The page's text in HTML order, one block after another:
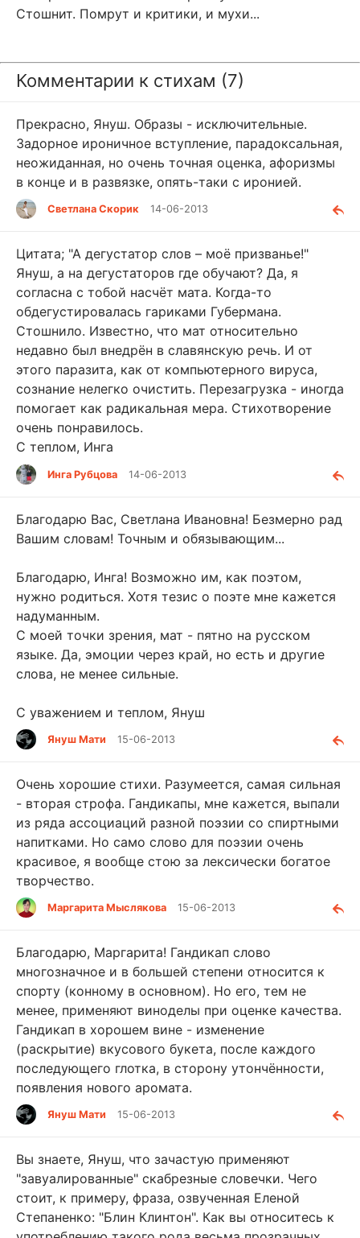
Стошнит. Помрут и критики, и мухи...
Комментарии к стихам (7)
Прекрасно, Януш. Образы - исключительные.
Задорное ироничное вступление, парадоксальная,
неожиданная, но очень точная оценка, афоризмы
в конце и в развязке, опять-таки с иронией.
Светлана Скорик 14-06-2013
Цитата; "А дегустатор слов – моё призванье!"
Януш, а на дегустаторов где обучают? Да, я
согласна с тобой насчёт мата. Когда-то
обдегустировалась гариками Губермана.
Стошнило. Известно, что мат относительно
недавно был внедрён в славянскую речь. И от
этого паразита, как от компьютерного вируса,
сознание нелегко очистить. Перезагрузка - иногда
помогает как радикальная мера. Стихотворение
очень понравилось.
С теплом, Инга
Инга Рубцова 14-06-2013
Благодарю Вас, Светлана Ивановна! Безмерно рад
Вашим словам! Точным и обязывающим...
Благодарю, Инга! Возможно им, как поэтом,
нужно родиться. Хотя тезис о поэте мне кажется
надуманным.
С моей точки зрения, мат - пятно на русском
языке. Да, эмоции через край, но есть и другие
слова, не менее сильные.
С уважением и теплом, Януш
Януш Мати 15-06-2013
Очень хорошие стихи. Разумеется, самая сильная
- вторая строфа. Гандикапы, мне кажется, выпали
из ряда ассоциаций разной поэзии со спиртными
напитками. Но само слово для поэзии очень
красивое, я вообще стою за лексически богатое
творчество.
Маргарита Мыслякова 15-06-2013
Благодарю, Маргарита! Гандикап слово
многозначное и в большей степени относится к
спорту (конному в основном). Но его, тем не
менее, применяют виноделы при оценке качества.
Гандикап в хорошем вине - изменение
(раскрытие) вкусового букета, после каждого
последующего глотка, в сторону утончённости,
появления нового аромата.
Януш Мати 15-06-2013
Вы знаете, Януш, что зачастую применяют
"завуалированные" скабрезные словечки. Чего
стоит, к примеру, фраза, озвученная Еленой
Степаненко: "Блин Клинтон". Как вы относитесь к